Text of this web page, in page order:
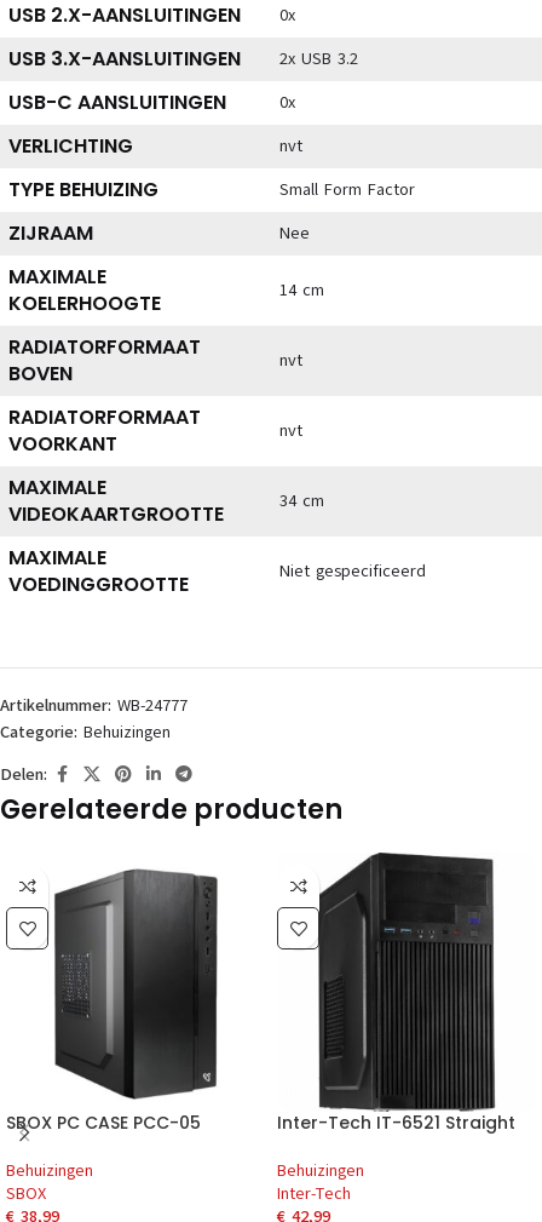
USB 2.X-AANSLUITINGEN 0x
USB 3.X-AANSLUITINGEN 2x USB 3.2
USB-C AANSLUITINGEN 0x
VERLICHTING nvt
TYPE BEHUIZING Small Form Factor
ZIJRAAM Nee
MAXIMALE
KOELERHOOGTE
14 cm
RADIATORFORMAAT
BOVEN
nvt
RADIATORFORMAAT
VOORKANT
nvt
MAXIMALE
VIDEOKAARTGROOTTE
34 cm
MAXIMALE
VOEDINGGROOTTE
Niet gespecificeerd
Artikelnummer: WB-24777
Categorie: Behuizingen
Delen:
Gerelateerde producten
SBOX PC CASE PCC-05
Behuizingen
SBOX
€ 38,99
Inter-Tech IT-6521 Straight
Behuizingen
Inter-Tech
€ 42,99